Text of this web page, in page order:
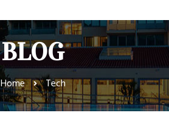
BLOG
Home Tech